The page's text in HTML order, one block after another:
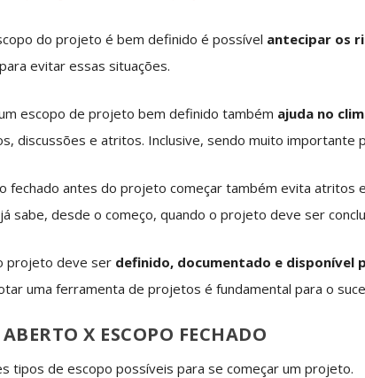
do projeto é bem definido é possível antecipar os
evitar essas situações.
escopo de projeto bem definido também ajuda no
discussões e atritos. Inclusive, sendo muito importante
fechado antes do projeto começar também evita atritos
sabe, desde o começo, quando o projeto deve ser
projeto deve ser definido, documentado e disponível
uma ferramenta de projetos é fundamental para o
ABERTO X ESCOPO FECHADO
tipos de escopo possíveis para se começar um projeto.